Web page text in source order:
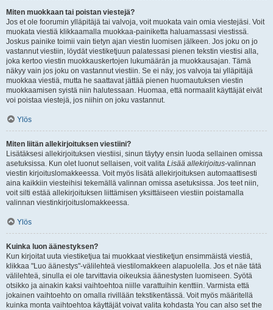
Miten muokkaan tai poistan viestejä?
Jos et ole foorumin ylläpitäjä tai valvoja, voit muokata vain omia viestejäsi. Voit
muokata viestiä klikkaamalla muokkaa-painiketta haluamassasi viestissä.
Joskus painike toimii vain tietyn ajan viestin luomisen jälkeen. Jos joku on jo
vastannut viestiin, löydät viestiketjuun palatessasi pienen tekstin viestisi alla,
joka kertoo viestin muokkauskertojen lukumäärän ja muokkausajan. Tämä
näkyy vain jos joku on vastannut viestiin. Se ei näy, jos valvoja tai ylläpitäjä
muokkaa viestiä, mutta he saattavat jättää pienen huomautuksen viestin
muokkaamisen syistä niin halutessaan. Huomaa, että normaalit käyttäjät eivät
voi poistaa viestejä, jos niihin on joku vastannut.
Ylös
Miten liitän allekirjoituksen viestiini?
Lisätäksesi allekirjoituksen viestiisi, sinun täytyy ensin luoda sellainen omissa
asetuksissa. Kun olet luonut sellaisen, voit valita Lisää allekirjoitus-valinnan
viestin kirjoituslomakkeessa. Voit myös lisätä allekirjoituksen automaattisesti
aina kaikkiin viesteihisi tekemällä valinnan omissa asetuksissa. Jos teet niin,
voit silti estää allekirjoituksen liittämisen yksittäiseen viestiin poistamalla
valinnan viestinkirjoituslomakkeessa.
Ylös
Kuinka luon äänestyksen?
Kun kirjoitat uuta viestiketjua tai muokkaat viestiketjun ensimmäistä viestiä,
klikkaa "Luo äänestys"-välilehteä viestilomakkeen alapuolella. Jos et näe tätä
välilehteä, sinulla ei ole tarvittavia oikeuksia äänestysten luomiseen. Syötä
otsikko ja ainakin kaksi vaihtoehtoa niille varattuihin kenttiin. Varmista että
jokainen vaihtoehto on omalla rivillään tekstikentässä. Voit myös määritellä
kuinka monta vaihtoehtoa käyttäjät voivat valita kohdasta You can also set the